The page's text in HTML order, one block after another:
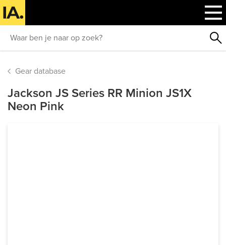
Gear database
Jackson JS Series RR Minion JS1X
Neon Pink